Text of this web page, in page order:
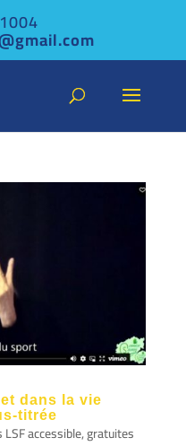
dans la vie
titrée
LSF accessible, gratuites